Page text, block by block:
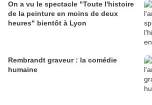
On a vu le spectacle "Toute l'histoire
de la peinture en moins de deux
heures" bientôt à Lyon
Rembrandt graveur : la comédie
humaine